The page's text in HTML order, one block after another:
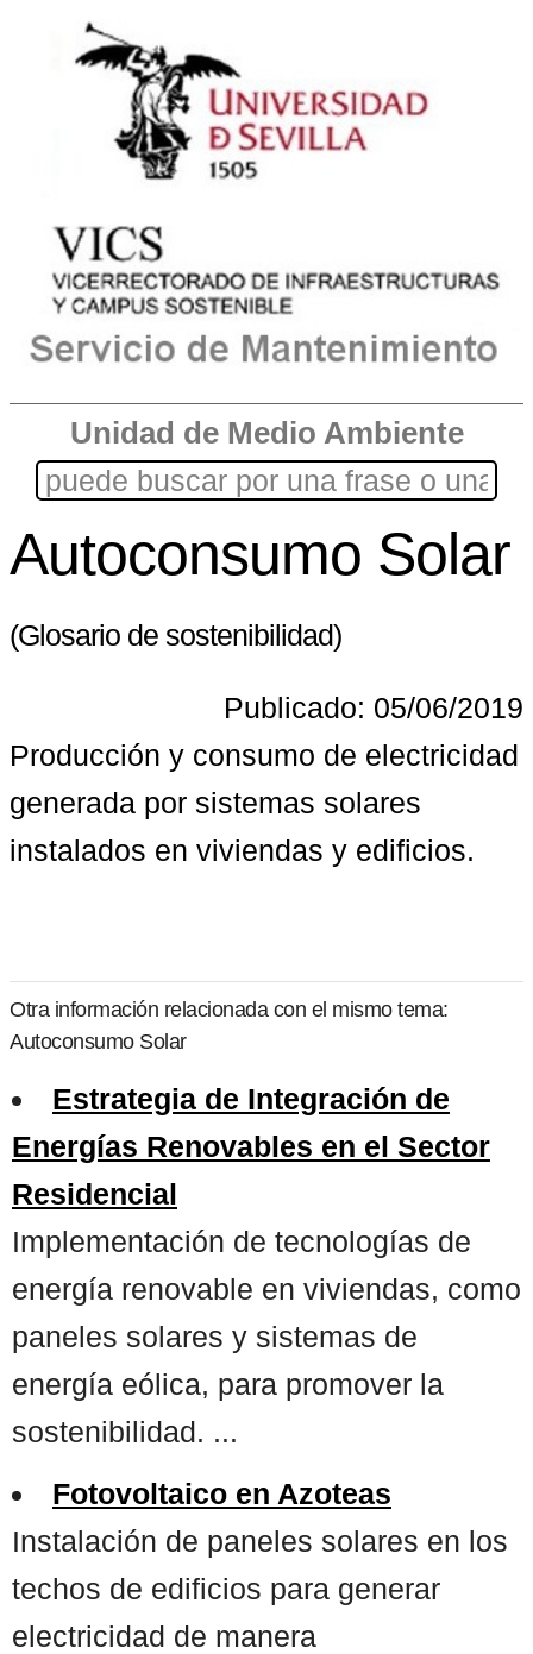
Unidad de Medio Ambiente
Autoconsumo Solar
(Glosario de sostenibilidad)
Publicado: 05/06/2019
Producción y consumo de electricidad
generada por sistemas solares
instalados en viviendas y edificios.
Otra información relacionada con el mismo tema:
Autoconsumo Solar
Estrategia de Integración de
Energías Renovables en el Sector
Residencial
Implementación de tecnologías de
energía renovable en viviendas, como
paneles solares y sistemas de
energía eólica, para promover la
sostenibilidad. ...
Fotovoltaico en Azoteas
Instalación de paneles solares en los
techos de edificios para generar
electricidad de manera